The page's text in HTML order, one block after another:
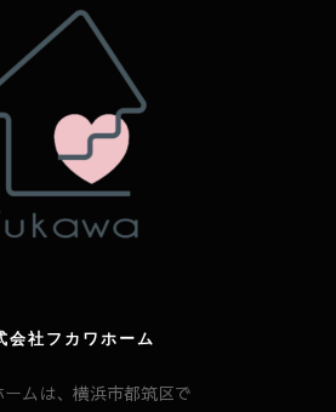
会社フカワホーム
ームは、横浜市都筑区で